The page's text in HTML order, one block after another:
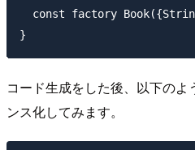
const factory
コード生成をした後、以下の
ンス化してみます。